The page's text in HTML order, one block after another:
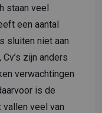
staan veel
een aantal
sluiten niet aan
zijn anders
verwachtingen
is de
veel van